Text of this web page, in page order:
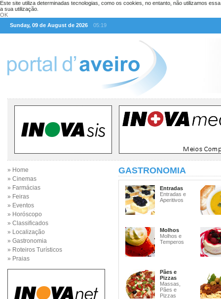
Este site utiliza determinadas tecnologias, como os cookies, no entanto, não utilizamos
a sua utilização.
OK
Sunday, 09 de August de 2026
05:19
» Home
» Cinemas
» Farmácias
» Feiras
» Eventos
» Horóscopo
» Classificados
» Localização
» Gastronomia
» Roteiros Turísticos
» Praias
GASTRONOMIA
Entradas
Entradas e
Aperitivos
Molhos
Molhos e
Temperos
Pães e
Pizzas
Massas,
Pães e
Pizzas